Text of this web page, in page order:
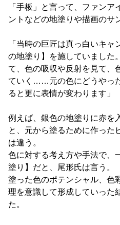
「手板」と言って、ファン
ントなどの地塗りや描画のサ
「当時の巨匠は真っ白いキ
の地塗り】を施していました
て、色の吸収や反射を見て、
ていく……元の色にどうやっ
ると更に表情が変わります」
例えば、銀色の地塗りに赤を
と、元から塗るために作った
は違う。
色に対する考え方や手法で、
塗り】だと、尾形氏は言う。
塗った色のポテンシャル、色
理を意識して形成していった
た。